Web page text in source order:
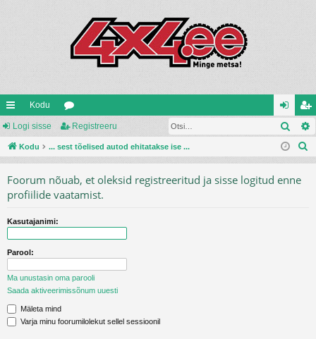
iirl
in
Kodu
oo
ru
og
i
eg
ist
Logi sisse Registreeru Otsi
Kodu ... sest tõelised autod ehitatakse ise ...
Foorum nõuab, et oleksid registreeritud ja sisse logitud enne
profiilide vaatamist.
Kasutajanimi:
Parool:
Ma unustasin oma parooli
Saada aktiveerimissõnum uuesti
Mäleta mind
Varja minu foorumilolekut sellel sessioonil